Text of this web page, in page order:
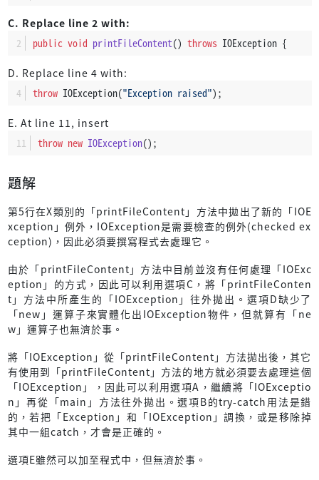
C. Replace line 2 with:
public void printFileContent() throws IOException {
D. Replace line 4 with:
throw IOException("Exception raised");
E. At line 11, insert
throw new IOException();
題解
第5行在X類別的「printFileContent」方法中拋出了新的「IOE
xception」例外，IOException是需要檢查的例外(checked ex
ception)，因此必須要撰寫程式去處理它。
由於「printFileContent」方法中目前並沒有任何處理「IOExc
eption」的方式，因此可以利用選項C，將「printFileConten
t」方法中所產生的「IOException」往外拋出。選項D缺少了
「new」運算子來實體化出IOException物件，但就算有「ne
w」運算子也無濟於事。
將「IOException」從「printFileContent」方法拋出後，其它
有使用到「printFileContent」方法的地方就必須要去處理這個
「IOException」，因此可以利用選項A，繼續將「IOExceptio
n」再從「main」方法往外拋出。選項B的try-catch用法是錯
的，若把「Exception」和「IOException」調換，或是移除掉
其中一組catch，才會是正確的。
選項E雖然可以加至程式中，但無濟於事。